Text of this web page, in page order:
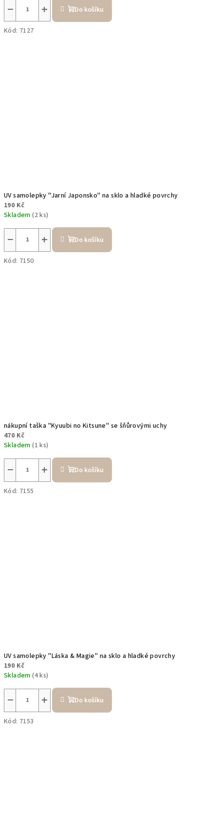
+
− Do košíku
Kód: 7127
UV samolepky "Jarní Japonsko" na sklo a hladké povrchy
190 Kč
Skladem(2 ks)
+
− Do košíku
Kód: 7150
nákupní taška "Kyuubi no Kitsune" se šňůrovými uchy
470 Kč
Skladem(1 ks)
+
− Do košíku
Kód: 7155
UV samolepky "Láska & Magie" na sklo a hladké povrchy
190 Kč
Skladem(4 ks)
+
− Do košíku
Kód: 7153